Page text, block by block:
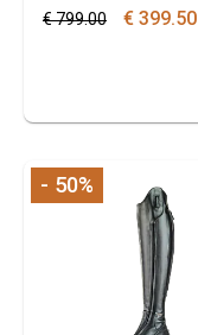
€ 799.00 € 399.50
- 50%